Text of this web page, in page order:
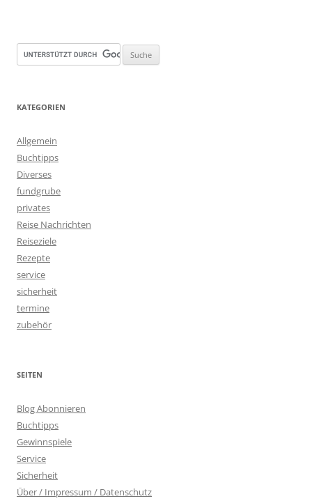
KATEGORIEN
Allgemein
Buchtipps
Diverses
fundgrube
privates
Reise Nachrichten
Reiseziele
Rezepte
service
sicherheit
termine
zubehör
SEITEN
Blog Abonnieren
Buchtipps
Gewinnspiele
Service
Sicherheit
Über / Impressum / Datenschutz